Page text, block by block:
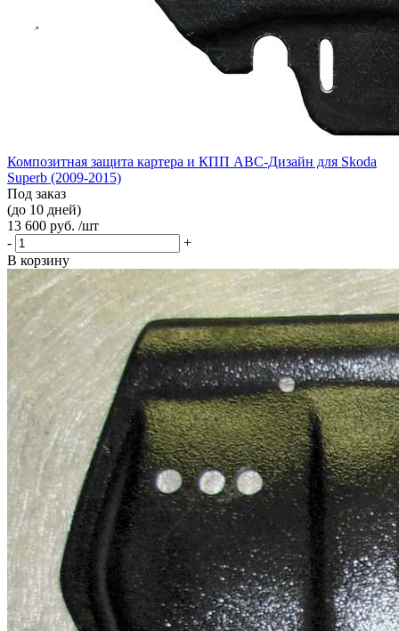
Композитная защита картера и КПП АВС-Дизайн для Skoda
Superb (2009-2015)
Под заказ
(до 10 дней)
13 600 руб. /шт
-
+
В корзину